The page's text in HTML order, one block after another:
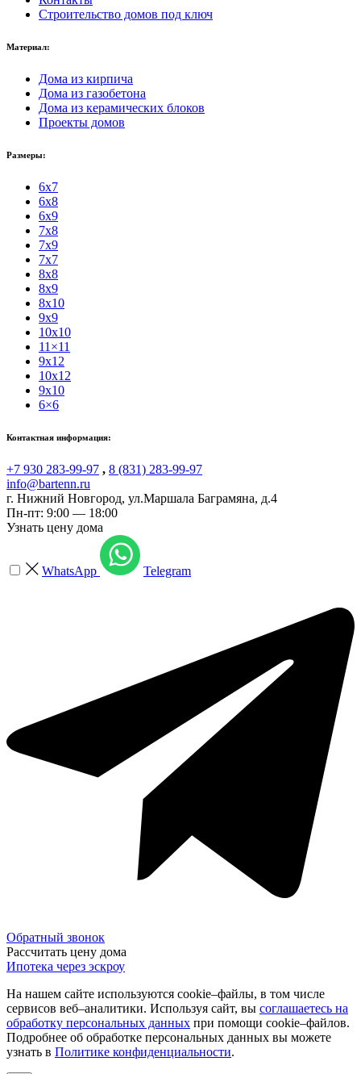
Строительство домов под ключ
Материал:
Дома из кирпича
Дома из газобетона
Дома из керамических блоков
Проекты домов
Размеры:
6x7
6x8
6x9
7x8
7x9
7x7
8x8
8x9
8x10
9x9
10x10
11×11
9x12
10x12
9x10
6×6
Контактная информация:
+7 930 283-99-97 , 8 (831) 283-99-97
info@bartenn.ru
г. Нижний Новгород, ул.Маршала Баграмяна, д.4
Пн-пт: 9:00 — 18:00
Узнать цену дома
WhatsApp Telegram
Обратный звонок
Рассчитать цену дома
Ипотека через эскроу
На нашем сайте используются cookie–файлы, в том числе
сервисов веб–аналитики. Используя сайт, вы соглашаетесь на
обработку персональных данных при помощи cookie–файлов.
Подробнее об обработке персональных данных вы можете
узнать в Политике конфиденциальности.